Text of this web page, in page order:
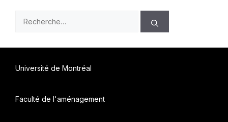
Université de Montréal
Faculté de l'aménagement